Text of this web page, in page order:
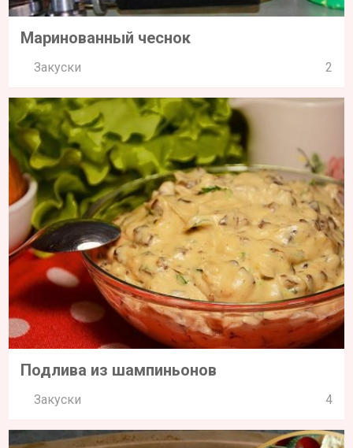
Маринованный чеснок
Закуски 2
Подлива из шампиньонов
Закуски 4